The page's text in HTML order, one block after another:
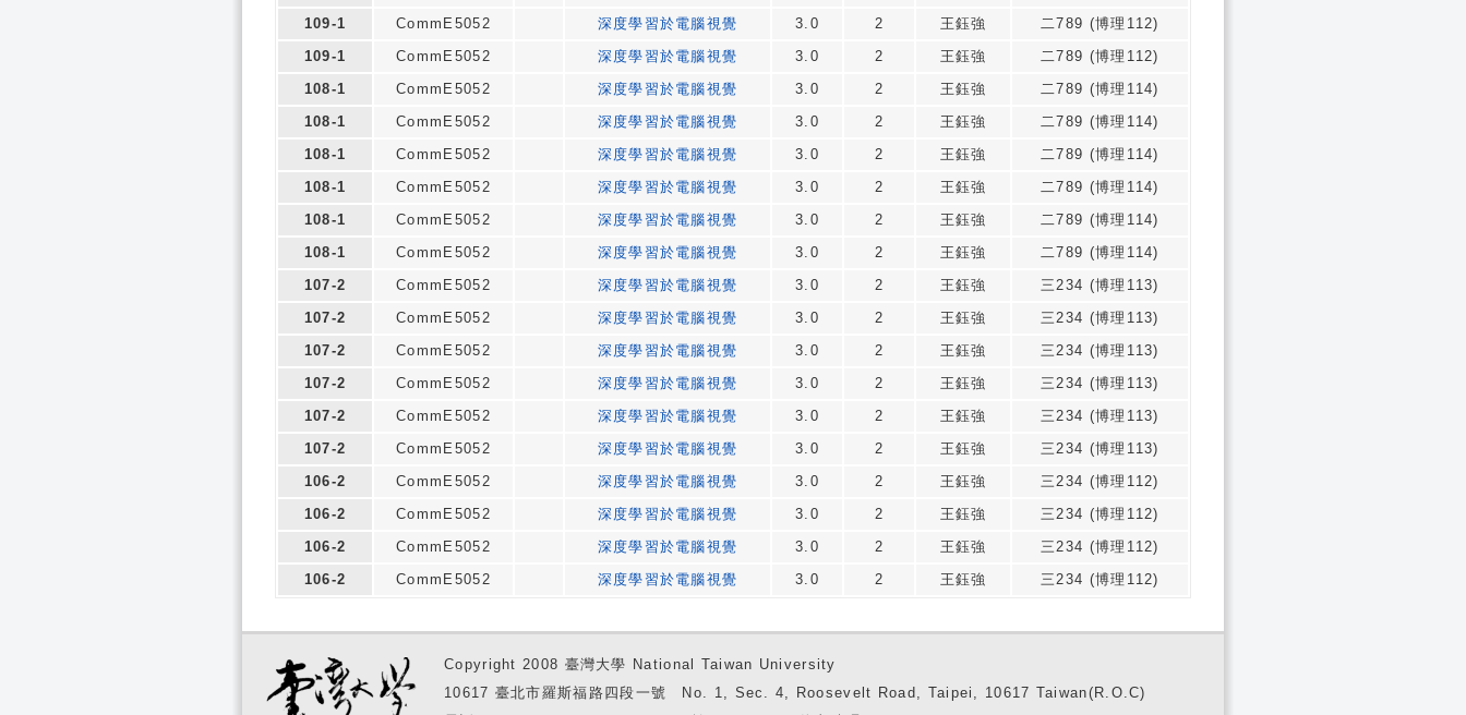
109-1
CommE5052 深度學習於電腦視覺 3.0 2 王鈺強
二789 (博理112)
109-1
CommE5052 深度學習於電腦視覺 3.0 2 王鈺強
二789 (博理112)
108-1
CommE5052 深度學習於電腦視覺 3.0 2 王鈺強
二789 (博理114)
108-1
CommE5052 深度學習於電腦視覺 3.0 2 王鈺強
二789 (博理114)
108-1
CommE5052 深度學習於電腦視覺 3.0 2 王鈺強
二789 (博理114)
108-1
CommE5052 深度學習於電腦視覺 3.0 2 王鈺強
二789 (博理114)
108-1
CommE5052 深度學習於電腦視覺 3.0 2 王鈺強
二789 (博理114)
108-1
CommE5052 深度學習於電腦視覺 3.0 2 王鈺強
二789 (博理114)
107-2
CommE5052 深度學習於電腦視覺 3.0 2 王鈺強
三234 (博理113)
107-2
CommE5052 深度學習於電腦視覺 3.0 2 王鈺強
三234 (博理113)
107-2
CommE5052 深度學習於電腦視覺 3.0 2 王鈺強
三234 (博理113)
107-2
CommE5052 深度學習於電腦視覺 3.0 2 王鈺強
三234 (博理113)
107-2
CommE5052 深度學習於電腦視覺 3.0 2 王鈺強
三234 (博理113)
107-2
CommE5052 深度學習於電腦視覺 3.0 2 王鈺強
三234 (博理113)
106-2
CommE5052 深度學習於電腦視覺 3.0 2 王鈺強
三234 (博理112)
106-2
CommE5052 深度學習於電腦視覺 3.0 2 王鈺強
三234 (博理112)
106-2
CommE5052 深度學習於電腦視覺 3.0 2 王鈺強
三234 (博理112)
106-2
CommE5052 深度學習於電腦視覺 3.0 2 王鈺強 三234 (博理112)
Copyright 2008 臺灣大學 National Taiwan University
10617 臺北市羅斯福路四段一號 No. 1, Sec. 4, Roosevelt Road, Taipei, 10617 Taiwan(R.O.C)